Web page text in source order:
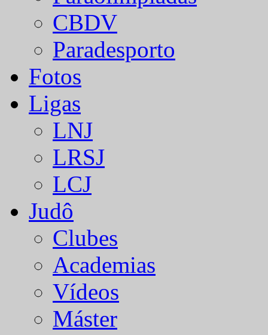
CBDV
Paradesporto
Fotos
Ligas
LNJ
LRSJ
LCJ
Judô
Clubes
Academias
Vídeos
Máster